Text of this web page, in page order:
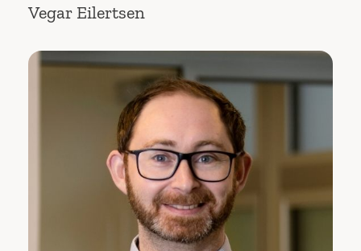
Vegar Eilertsen